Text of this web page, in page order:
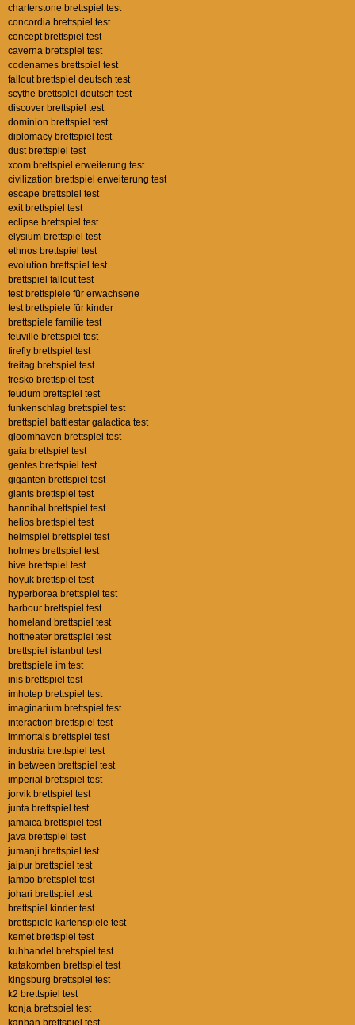
charterstone brettspiel test
concordia brettspiel test
concept brettspiel test
caverna brettspiel test
codenames brettspiel test
fallout brettspiel deutsch test
scythe brettspiel deutsch test
discover brettspiel test
dominion brettspiel test
diplomacy brettspiel test
dust brettspiel test
xcom brettspiel erweiterung test
civilization brettspiel erweiterung test
escape brettspiel test
exit brettspiel test
eclipse brettspiel test
elysium brettspiel test
ethnos brettspiel test
evolution brettspiel test
brettspiel fallout test
test brettspiele für erwachsene
test brettspiele für kinder
brettspiele familie test
feuville brettspiel test
firefly brettspiel test
freitag brettspiel test
fresko brettspiel test
feudum brettspiel test
funkenschlag brettspiel test
brettspiel battlestar galactica test
gloomhaven brettspiel test
gaia brettspiel test
gentes brettspiel test
giganten brettspiel test
giants brettspiel test
hannibal brettspiel test
helios brettspiel test
heimspiel brettspiel test
holmes brettspiel test
hive brettspiel test
höyük brettspiel test
hyperborea brettspiel test
harbour brettspiel test
homeland brettspiel test
hoftheater brettspiel test
brettspiel istanbul test
brettspiele im test
inis brettspiel test
imhotep brettspiel test
imaginarium brettspiel test
interaction brettspiel test
immortals brettspiel test
industria brettspiel test
in between brettspiel test
imperial brettspiel test
jorvik brettspiel test
junta brettspiel test
jamaica brettspiel test
java brettspiel test
jumanji brettspiel test
jaipur brettspiel test
jambo brettspiel test
johari brettspiel test
brettspiel kinder test
brettspiele kartenspiele test
kemet brettspiel test
kuhhandel brettspiel test
katakomben brettspiel test
kingsburg brettspiel test
k2 brettspiel test
konja brettspiel test
kanban brettspiel test